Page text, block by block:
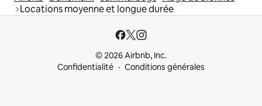
Locations moyenne et longue durée
© 2026 Airbnb, Inc.
Confidentialité
Conditions générales